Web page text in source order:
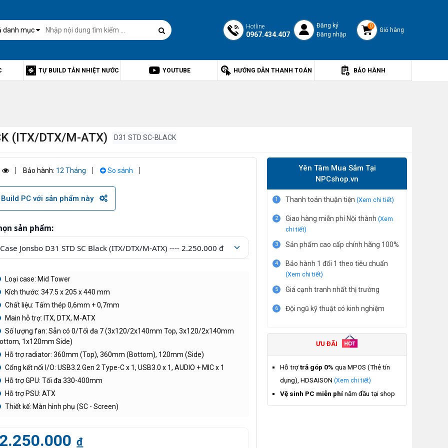
danh mục Hotline
0967.434.407
Đăng ký
Đăng nhập
0
Giỏ hàng
TỰ BUILD TẢN NHIỆT NƯỚC YOUTUBE HƯỚNG DẪN THANH TOÁN BẢO HÀNH
(ITX/DTX/M-ATX) D31 STD SC-BLACK
Bảo hành: 12 Tháng So sánh
Build PC với sản phẩm này
sản phẩm:
Loại case: Mid Tower
Kích thước: 347.5 x 205 x 440 mm
Chất liệu: Tấm thép 0,6mm + 0,7mm
Main hỗ trợ: ITX, DTX, M-ATX
Số lượng fan: Sẵn có 0/Tối đa 7 (3x120/2x140mm Top, 3x120/2x140mm
1x120mm Side)
Hỗ trợ radiator: 360mm (Top), 360mm (Bottom), 120mm (Side)
Cổng kết nối I/O: USB3.2 Gen 2 Type-C x 1, USB3.0 x 1, AUDIO + MIC x 1
Hỗ trợ GPU: Tối đa 330-400mm
Hỗ trợ PSU: ATX
Thiết kế: Màn hình phụ (SC - Screen)
đ
Yên Tâm Mua Sắm Tại
NPCshop.vn
1 Thanh toán thuận tiện (Xem chi tiết)
2 Giao hàng miễn phí Nội thành (Xem
chi tiết)
3 Sản phẩm cao cấp chính hãng 100%
4 Bảo hành 1 đổi 1 theo tiêu chuẩn
(Xem chi tiết)
5 Giá cạnh tranh nhất thị trường
6 Đội ngũ kỹ thuật có kinh nghiệm
ƯU ĐÃI
Hỗ trợtrả góp 0% qua MPOS (Thẻ tín
dụng), HDSAISON (Xem chi tiết)
Vệ sinh PC miễn phínăm đầu tại shop